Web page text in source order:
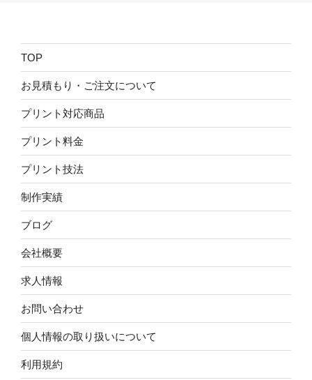
TOP
お見積もり・ご注文について
プリント対応商品
プリント料金
プリント技法
制作実績
ブログ
会社概要
求人情報
お問い合わせ
個人情報の取り扱いについて
利用規約